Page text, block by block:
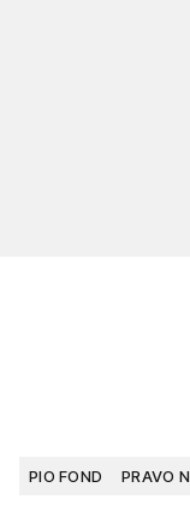
PIO FOND PRAVO